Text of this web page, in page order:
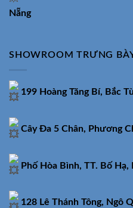
Nẵng
SHOWROOM TRƯNG
199 Hoàng Tăng Bí, Bắc
Cây Đa 5 Chân, Phương
Phố Hòa Bình, TT. Bố Hạ,
128 Lê Thánh Tông, Ngô